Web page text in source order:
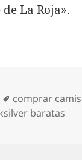
La Roja».
Etiquetas
comprar
baratas